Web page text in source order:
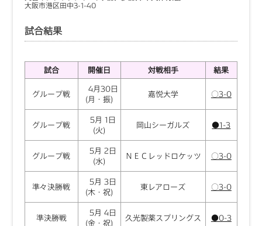
大阪市港区田中3-1-40
試合結果
試合 開催日 対戦相手 結果
グループ戦
4月30日
(月・振)
嘉悦大学 ○3-0
グループ戦
5月 1日
(火)
岡山シーガルズ ●1-3
グループ戦
5月 2日
(水)
ＮＥＣレッドロケッツ ○3-0
準々決勝戦
5月 3日
(木・祝)
東レアローズ ○3-0
準決勝戦
5月 4日
(金・祝)
久光製薬スプリングス ●0-3